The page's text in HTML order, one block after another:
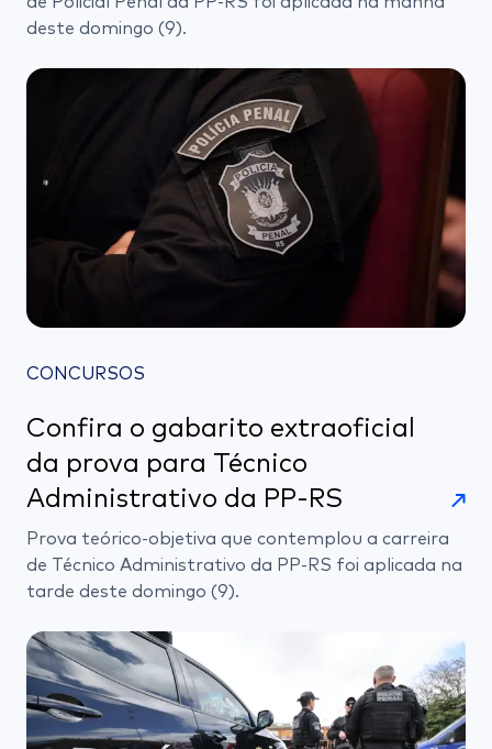
deste domingo (9).
CONCURSOS
Confira o gabarito extraoficial
da prova para Técnico
Administrativo da PP-RS
Prova teórico-objetiva que contemplou a carreira
de Técnico Administrativo da PP-RS foi aplicada na
tarde deste domingo (9).